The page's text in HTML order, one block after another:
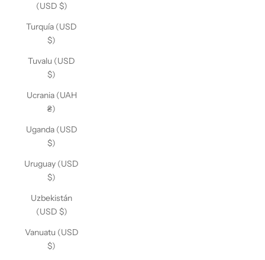
(USD $)
Turquía (USD
$)
Tuvalu (USD
$)
Ucrania (UAH
₴)
Uganda (USD
$)
Uruguay (USD
$)
Uzbekistán
(USD $)
Vanuatu (USD
$)